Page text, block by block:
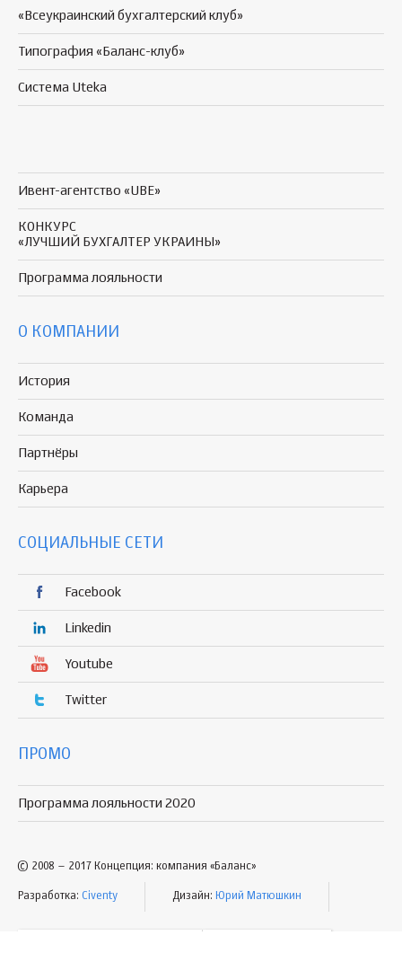
«Всеукраинский бухгалтерский клуб»
Типография «Баланс-клуб»
Система Uteka
Ивент-агентство «UBE»
КОНКУРС
«ЛУЧШИЙ БУХГАЛТЕР УКРАИНЫ»
Программа лояльности
О КОМПАНИИ
История
Команда
Партнёры
Карьера
СОЦИАЛЬНЫЕ СЕТИ
Facebook
Linkedin
Youtube
Twitter
ПРОМО
Программа лояльности 2020
© 2008 – 2017 Концепция: компания «Баланс»
Разработка: Civenty Дизайн: Юрий Матюшкин